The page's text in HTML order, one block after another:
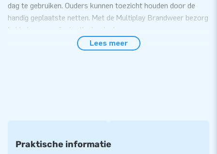
dag te gebruiken. Ouders kunnen toezicht houden door de
handig geplaatste netten. Met de Multiplay Brandweer bezorg
je kinderen een fantastische dag!
Eenvoudig op te zetten dus het feest kan snel
verankeringsmateriaal, transportzak en een duidelijke
Lees meer
Praktische informatie